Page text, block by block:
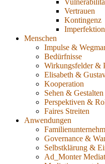
Vertrauen
Kontingenz
Menschen
Impulse &
Bedürfnisse
Wirkungsfelder &
Elisabeth &
Kooperation
Sehen & Gestalten
Perspektiven &
Faires Streiten
Anwendungen
Governance &
Selbstklärung &
Ad_Monter